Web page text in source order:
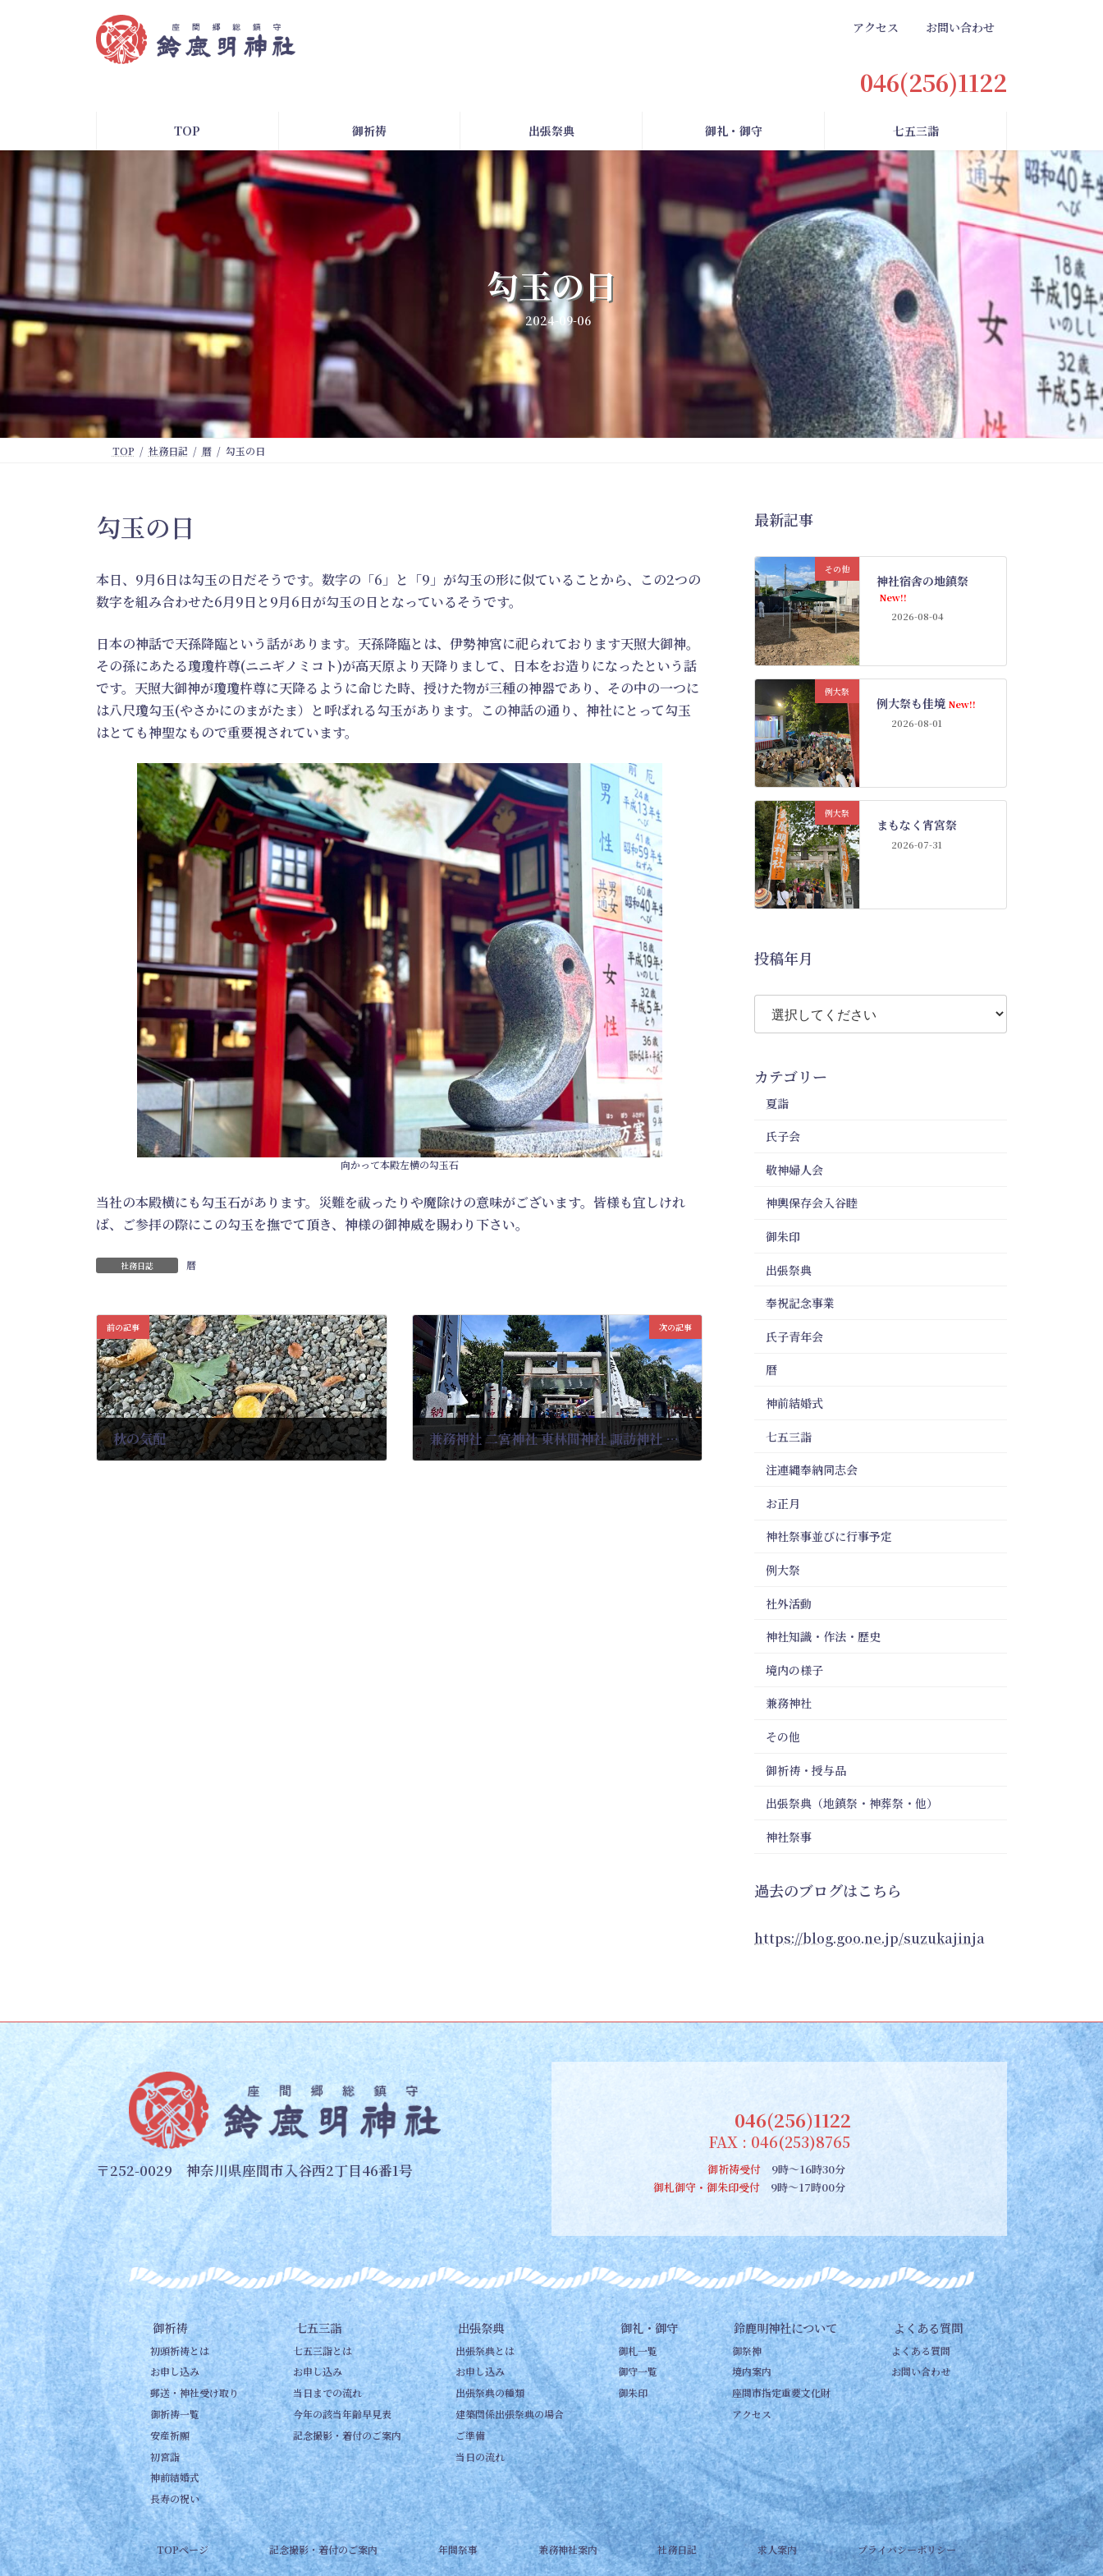
アクセス お問い合わせ
046(256)1122
TOP 御祈祷 出張祭典 御礼・御守 七五三詣
勾玉の日
2024-09-06
TOP 社務日記 暦 勾玉の日
勾玉の日
本日、9月6日は勾玉の日だそうです。数字の「6」と「9」が勾玉の形に似ていることから、この2つの
数字を組み合わせた6月9日と9月6日が勾玉の日となっているそうです。
日本の神話で天孫降臨という話があります。天孫降臨とは、伊勢神宮に祀られております天照大御神。
その孫にあたる瓊瓊杵尊(ニニギノミコト)が高天原より天降りまして、日本をお造りになったという話
です。天照大御神が瓊瓊杵尊に天降るように命じた時、授けた物が三種の神器であり、その中の一つに
は八尺瓊勾玉(やさかにのまがたま）と呼ばれる勾玉があります。この神話の通り、神社にとって勾玉
はとても神聖なもので重要視されています。
向かって本殿左横の勾玉石
当社の本殿横にも勾玉石があります。災難を祓ったりや魔除けの意味がございます。皆様も宜しけれ
ば、ご参拝の際にこの勾玉を撫でて頂き、神様の御神威を賜わり下さい。
社務日誌 暦
前の記事
秋の気配
次の記事
兼務神社 二宮神社 東林間神社 諏訪神社 例大祭斎行
最新記事
その他
神社宿舎の地鎮祭
New!!
2026-08-04
例大祭
例大祭も佳境 New!!
2026-08-01
例大祭
まもなく宵宮祭
2026-07-31
投稿年月
カテゴリー
夏詣
氏子会
敬神婦人会
神輿保存会入谷睦
御朱印
出張祭典
奉祝記念事業
氏子青年会
暦
神前結婚式
七五三詣
注連縄奉納同志会
お正月
神社祭事並びに行事予定
例大祭
社外活動
神社知識・作法・歴史
境内の様子
兼務神社
その他
御祈祷・授与品
出張祭典（地鎮祭・神葬祭・他）
神社祭事
過去のブログはこちら
https://blog.goo.ne.jp/suzukajinja
〒252-0029 神奈川県座間市入谷西2丁目46番1号
046(256)1122
FAX : 046(253)8765
御祈祷受付 9時～16時30分
御札御守・御朱印受付 9時～17時00分
御祈祷
初頭祈祷とは
お申し込み
郵送・神社受け取り
御祈祷一覧
安産祈願
初宮詣
神前結婚式
長寿の祝い
七五三詣
七五三詣とは
お申し込み
当日までの流れ
今年の該当年齢早見表
記念撮影・着付のご案内
出張祭典
出張祭典とは
お申し込み
出張祭典の種類
建築関係出張祭典の場合
ご準備
当日の流れ
御礼・御守
御札一覧
御守一覧
御朱印
鈴鹿明神社について
御祭神
境内案内
座間市指定重要文化財
アクセス
よくある質問
よくある質問
お問い合わせ
TOPページ 記念撮影・着付のご案内 年間祭事 兼務神社案内 社務日記 求人案内 プライバシーポリシー